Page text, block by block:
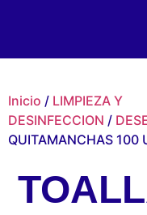
Inicio / LIMPIEZA Y
DESINFECCION /
QUITAMANCHAS 100